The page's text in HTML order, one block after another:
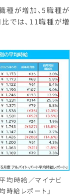
種が増加、5職種が
では、11職種が増
均時給／マイナビ
時給レポート」